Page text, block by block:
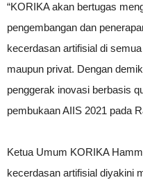
“KORIKA akan bertugas
pengembangan dan
kecerdasan artifisial di
maupun privat. Dengan
penggerak inovasi berbasis
pembukaan AIIS 2021 pada
Ketua Umum KORIKA
kecerdasan artifisial diyakini